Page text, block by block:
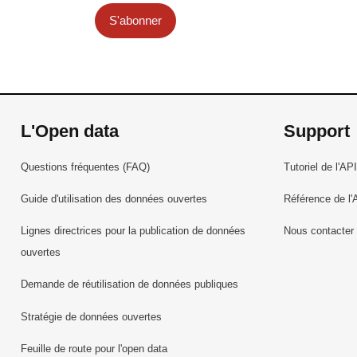
S'abonner
L'Open data
Questions fréquentes (FAQ)
Guide d'utilisation des données ouvertes
Lignes directrices pour la publication de données
ouvertes
Demande de réutilisation de données publiques
Stratégie de données ouvertes
Feuille de route pour l'open data
Support
Tutoriel de l'API
Référence de
Nous contacter